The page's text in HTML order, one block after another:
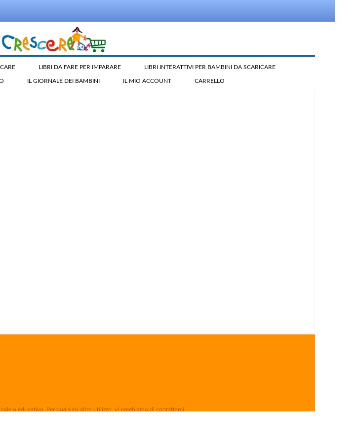
LIBRI DA FARE PER IMPARARE LIBRI INTERATTIVI PER BAMBINI DA SCARICARE
IL GIORNALE DEI BAMBINI IL MIO ACCOUNT CARRELLO
o educativo. Per qualsiasi altro utilizzo, vi preghiamo di contattarci.